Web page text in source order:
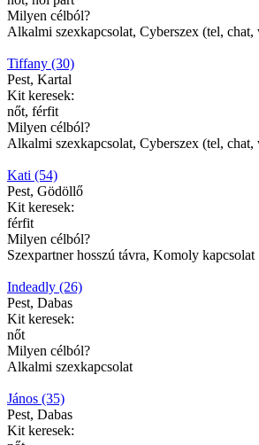
Milyen célból?
Alkalmi szexkapcsolat, Cyberszex (tel, chat,
Tiffany (30)
Pest, Kartal
Kit keresek:
nőt, férfit
Milyen célból?
Alkalmi szexkapcsolat, Cyberszex (tel, chat,
Kati (54)
Pest, Gödöllő
Kit keresek:
férfit
Milyen célból?
Szexpartner hosszú távra, Komoly kapcsolat
Indeadly (26)
Pest, Dabas
Kit keresek:
nőt
Milyen célból?
Alkalmi szexkapcsolat
János (35)
Pest, Dabas
Kit keresek: